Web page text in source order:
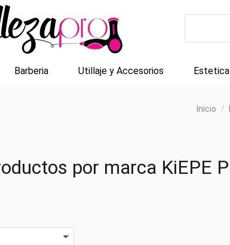
Barberia Utillaje y Accesorios Estetica
Inicio
por marca KiEPE